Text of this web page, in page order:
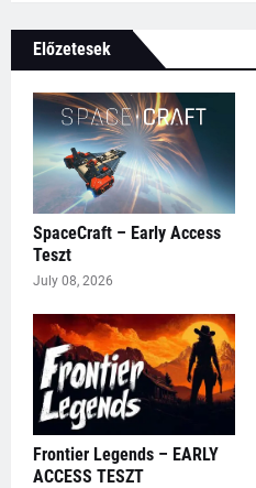
Előzetesek
SpaceCraft – Early Access
Teszt
July 08, 2026
Frontier Legends – EARLY
ACCESS TESZT